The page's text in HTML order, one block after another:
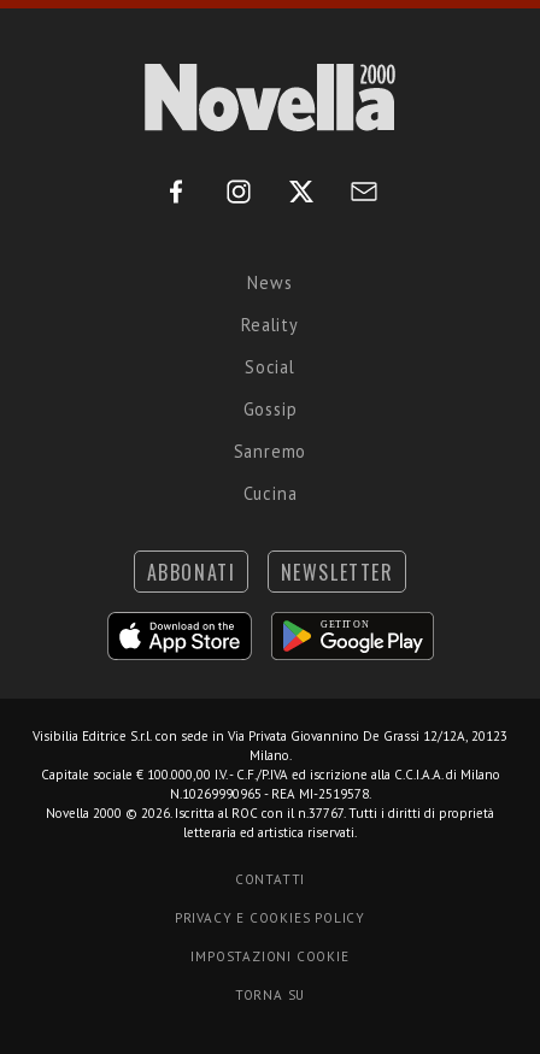
News
Reality
Social
Gossip
Sanremo
Cucina
ABBONATI NEWSLETTER
Visibilia Editrice S.r.l. con sede in Via Privata Giovannino De Grassi 12/12A, 20123
Milano.
Capitale sociale € 100.000,00 I.V. - C.F./P.IVA ed iscrizione alla C.C.I.A.A. di Milano
N.10269990965 - REA MI-2519578.
Novella 2000 © 2026. Iscritta al ROC con il n.37767. Tutti i diritti di proprietà
letteraria ed artistica riservati.
CONTATTI
PRIVACY E COOKIES POLICY
IMPOSTAZIONI COOKIE
TORNA SU